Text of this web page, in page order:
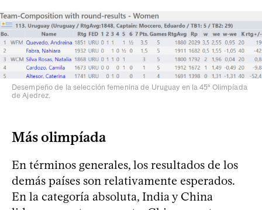
Desempeño de la selección femenina de Uruguay en la 45ª Olimpíada
de Ajedrez.
Más olimpíada
En términos generales, los resultados de los
demás países son relativamente esperados.
En la categoría absoluta, India y China